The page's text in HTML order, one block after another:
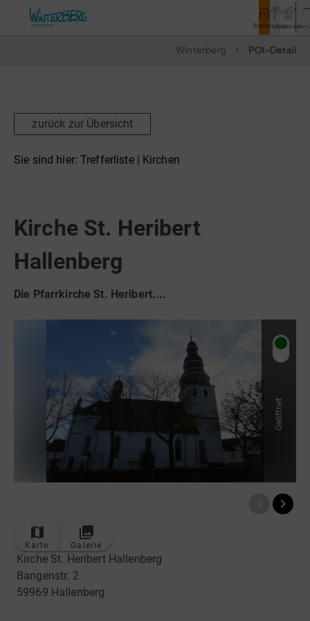
Buchen
Entdecken
Webcam
Rathaus
Vor Ort & Aktuelles
Veranstaltungen
Wandern
Tourist-Information
Winterberg POI-Detail
zurück zur Übersicht
Sie sind hier: Trefferliste | Kirchen
Kirche St. Heribert
Hallenberg
Die Pfarrkirche St. Heribert....
Geöffnet
Karte Galerie
Kirche St. Heribert Hallenberg
Bangenstr. 2
59969 Hallenberg